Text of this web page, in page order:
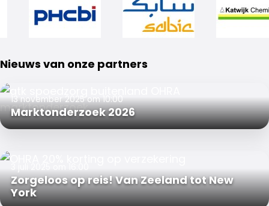
Nieuws van onze partners
Marktonderzoek 2026
13 november 2025 om 10:00
Zorgeloos op reis! Van Zeeland tot New
York